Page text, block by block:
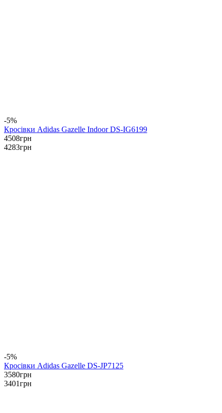
-5%
Кросівки Adidas Gazelle Indoor DS-IG6199
4508грн
4283грн
-5%
Кросівки Adidas Gazelle DS-JP7125
3580грн
3401грн